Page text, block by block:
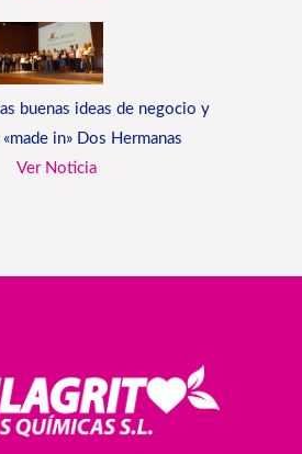
buenas ideas de negocio y
in» Dos Hermanas
Ver Noticia